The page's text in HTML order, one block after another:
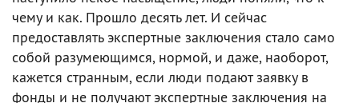
чему и как. Прошло десять лет. И сейчас
предоставлять экспертные заключения стало само
собой разумеющимся, нормой, и даже, наоборот,
кажется странным, если люди подают заявку в
фонды и не получают экспертные заключения на